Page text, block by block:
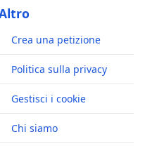
Crea una petizione
Politica sulla privacy
Gestisci i cookie
Chi siamo